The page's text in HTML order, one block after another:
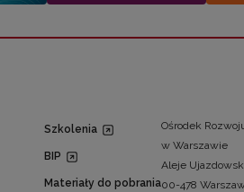
Szkolenia
BIP
Materiały do pobrania
Ośrodek
w Warszawie
Aleje
00-478